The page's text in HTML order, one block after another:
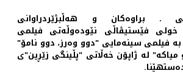
ـ براوه‌کان و هه‌ڵبژێردراوانی
خولی فێستیڤاڵی نێوده‌وڵه‌تی فیلمی
"لۆکارنۆ" Locarno به فیلمی سینه‌مایی "دوو وه‌رز، دوو نامۆ"
له ژاپۆن خه‌ڵاتی "پڵینگی زێڕین"ی